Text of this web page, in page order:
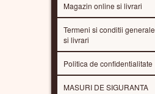
Magazin online si livrari
Termeni si conditii
si livrari
Politica de confidentialitate
MASURI DE SIGURANTA